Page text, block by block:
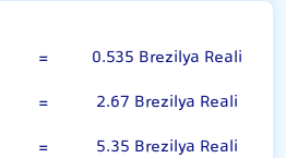
=
0.535 Brezilya Reali
=
2.67 Brezilya Reali
= 5.35 Brezilya Reali